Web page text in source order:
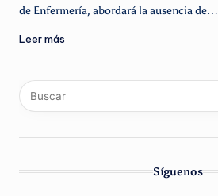
de Enfermería, abordará la ausencia de…
Leer más
Síguenos